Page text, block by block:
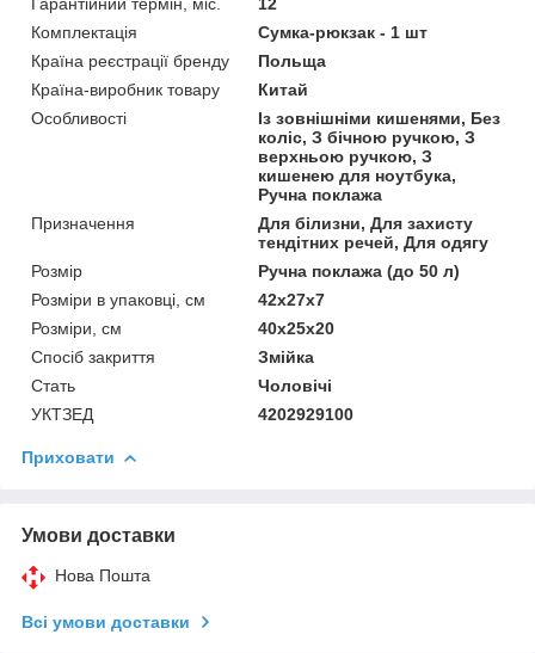
Комплектація
Сумка-рюкзак - 1 шт
Країна реєстрації бренду
Польща
Країна-виробник товару
Китай
Особливості
Із зовнішніми кишенями, Без
коліс, З бічною ручкою, З
верхньою ручкою, З
кишенею для ноутбука,
Ручна поклажа
Призначення
Для білизни, Для захисту
тендітних речей, Для одягу
Розмір
Ручна поклажа (до 50 л)
Розміри в упаковці, см
42х27х7
Розміри, см
40х25х20
Спосіб закриття
Змійка
Стать
Чоловічі
УКТЗЕД
4202929100
Приховати
Умови доставки
Нова Пошта
Всі умови доставки